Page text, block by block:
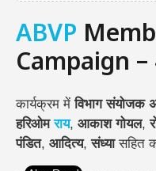
ABVP
Campaign –
कार्यक्रम मेंविभाग संयोजक
हरिओमराय, आकाश गोयल,
पंडित, आदित्य,संध्यासहित